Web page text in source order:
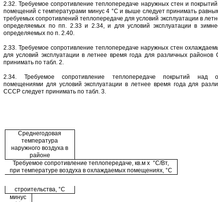
2.32. Требуемое сопротивление теплопередаче наружных стен и
помещений с температурами минус 4 °С и выше следует принимать
требуемых сопротивлений теплопередаче для условий эксплуатации в
определяемых по пп. 2.33 и 2.34, и для условий эксплуатации в
определяемых по п. 2.40.
2.33. Требуемое сопротивление теплопередаче наружных стен
для условий эксплуатации в летнее время года для различных
принимать по табл. 2.
2.34. Требуемое сопротивление теплопередаче покрытий над
помещениями для условий эксплуатации в летнее время года для
СССР следует принимать по табл. 3.
Среднегодовая
температура
наружного воздуха в
районе
Требуемое сопротивление теплопередаче, кв.м х °С/Вт,
при температуре воздуха в охлаждаемых помещениях, °С
строительства, °С
минус